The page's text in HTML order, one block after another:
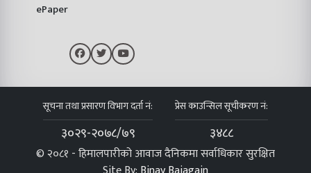
ePaper
सूचना तथा प्रसारण विभाग दर्ता नं:
३०२९-२०७८/७९
प्रेस काउन्सिल सूचीकरण नं:
३४८८
© २०८१ - हिमालपारीको आवाज दैनिकमा सर्वाधिकार सुरक्षित